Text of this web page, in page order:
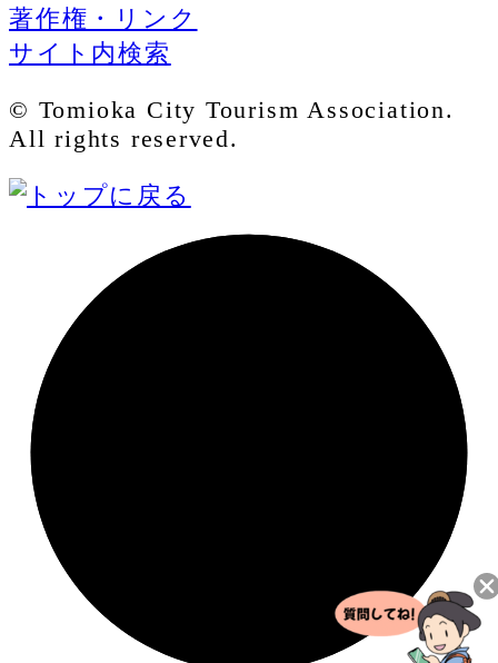
著作権・リンク
サイト内検索
© Tomioka City Tourism Association.
All rights reserved.